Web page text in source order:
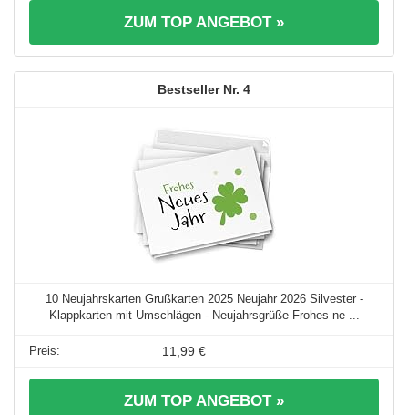
ZUM TOP ANGEBOT »
4
10 Neujahrskarten Grußkarten 2025 Neujahr 2026 Silvester -
Klappkarten mit Umschlägen - Neujahrsgrüße Frohes ne ...
11,99 €
ZUM TOP ANGEBOT »